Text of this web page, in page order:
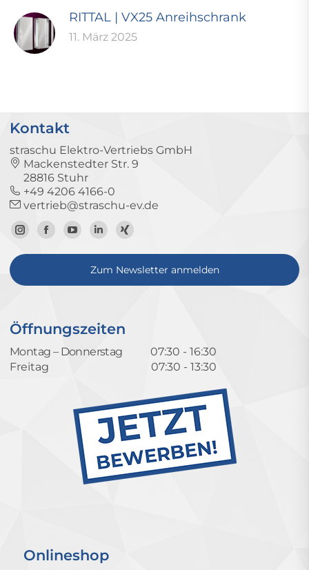
RITTAL | VX25 Anreihschrank
11. März 2025
Kontakt
straschu Elektro-Vertriebs GmbH
Mackenstedter Str. 9
28816 Stuhr
+49 4206 4166-0
vertrieb@straschu-ev.de
Zum
Instagram-
Zur
Facebook-
Zum
YouTube-
Kanal
Zum
LinkedIn-
Profil
Zum
Xing-
Profil
Zum Newsletter anmelden
Öffnungszeiten
Montag – Donnerstag
07:30 - 16:30
Freitag
07:30 - 13:30
Onlineshop